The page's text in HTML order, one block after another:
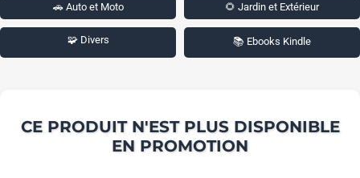
🚗 Auto et Moto 🌻 Jardin et Extérieur
🧩 Divers 📚 Ebooks Kindle
CE PRODUIT N'EST PLUS DISPONIBLE
EN PROMOTION